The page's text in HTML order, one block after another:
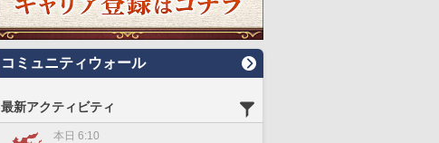
コミュニティウォール
最新アクティビティ
本日 6:10